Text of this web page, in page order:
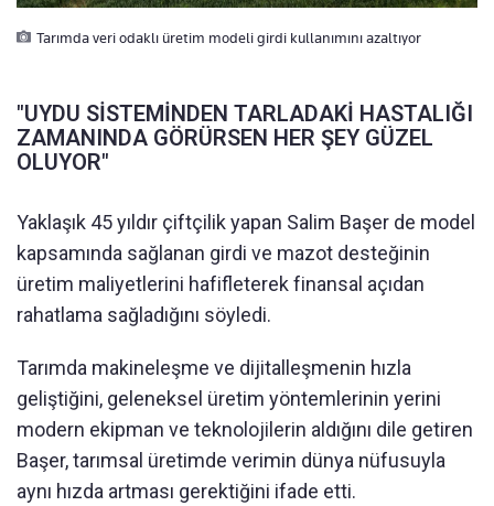
Tarımda veri odaklı üretim modeli girdi kullanımını azaltıyor
"UYDU SİSTEMİNDEN TARLADAKİ HASTALIĞI
ZAMANINDA GÖRÜRSEN HER ŞEY GÜZEL
OLUYOR"
Yaklaşık 45 yıldır çiftçilik yapan Salim Başer de model
kapsamında sağlanan girdi ve mazot desteğinin
üretim maliyetlerini hafifleterek finansal açıdan
rahatlama sağladığını söyledi.
Tarımda makineleşme ve dijitalleşmenin hızla
geliştiğini, geleneksel üretim yöntemlerinin yerini
modern ekipman ve teknolojilerin aldığını dile getiren
Başer, tarımsal üretimde verimin dünya nüfusuyla
aynı hızda artması gerektiğini ifade etti.